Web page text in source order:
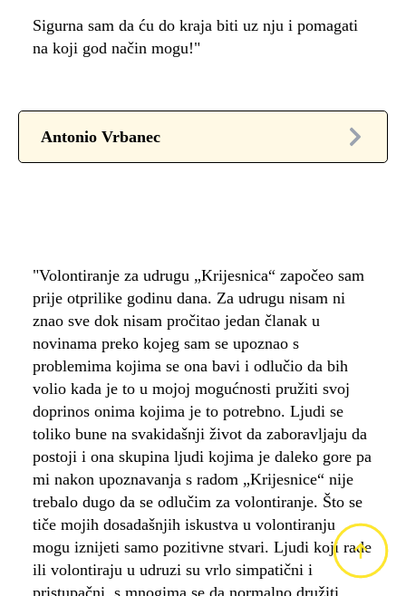
Sigurna sam da ću do kraja biti uz nju i pomagati
na koji god način mogu!"
Antonio Vrbanec
"Volontiranje za udrugu „Krijesnica“ započeo sam
prije otprilike godinu dana. Za udrugu nisam ni
znao sve dok nisam pročitao jedan članak u
novinama preko kojeg sam se upoznao s
problemima kojima se ona bavi i odlučio da bih
volio kada je to u mojoj mogućnosti pružiti svoj
doprinos onima kojima je to potrebno. Ljudi se
toliko bune na svakidašnji život da zaboravljaju da
postoji i ona skupina ljudi kojima je daleko gore pa
mi nakon upoznavanja s radom „Krijesnice“ nije
trebalo dugo da se odlučim za volontiranje. Što se
tiče mojih dosadašnjih iskustva u volontiranju
mogu iznijeti samo pozitivne stvari. Ljudi koji rade
ili volontiraju u udruzi su vrlo simpatični i